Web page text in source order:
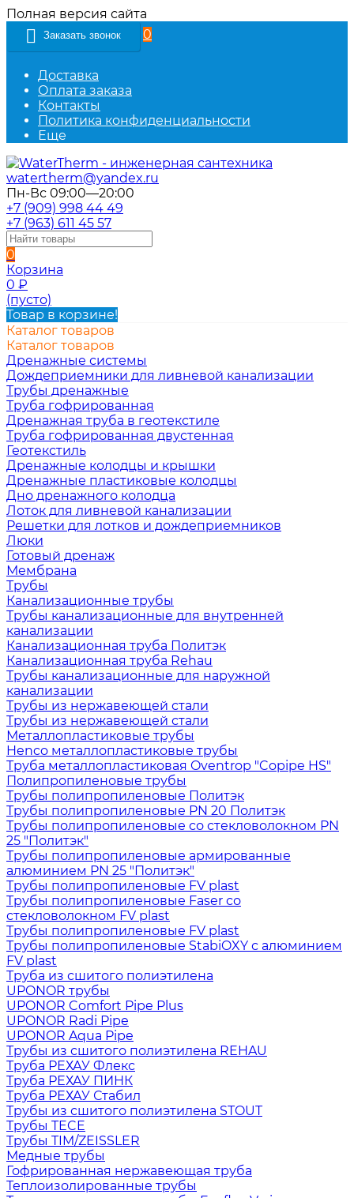
Полная версия сайта
Заказать звонок 0
Доставка
Оплата заказа
Контакты
Политика конфиденциальности
Еще
watertherm@yandex.ru
Пн-Вс 09:00—20:00
+7 (909) 998 44 49
+7 (963) 611 45 57
0
Корзина
0 ₽
(пусто)
Товар в корзине!
Каталог товаров
Каталог товаров
Дренажные системы
Дождеприемники для ливневой канализации
Трубы дренажные
Труба гофрированная
Дренажная труба в геотекстиле
Труба гофрированная двустенная
Геотекстиль
Дренажные колодцы и крышки
Дренажные пластиковые колодцы
Дно дренажного колодца
Лоток для ливневой канализации
Решетки для лотков и дождеприемников
Люки
Готовый дренаж
Мембрана
Трубы
Канализационные трубы
Трубы канализационные для внутренней
канализации
Канализационная труба Политэк
Канализационная труба Rehau
Трубы канализационные для наружной
канализации
Трубы из нержавеющей стали
Трубы из нержавеющей стали
Металлопластиковые трубы
Henco металлопластиковые трубы
Труба металлопластиковая Oventrop "Copipe HS"
Полипропиленовые трубы
Трубы полипропиленовые Политэк
Трубы полипропиленовые PN 20 Политэк
Трубы полипропиленовые со стекловолокном PN
25 "Политэк"
Трубы полипропиленовые армированные
алюминием PN 25 "Политэк"
Трубы полипропиленовые FV plast
Трубы полипропиленовые Faser со
стекловолокном FV plast
Трубы полипропиленовые FV plast
Трубы полипропиленовые StabiOXY с алюминием
FV plast
Труба из сшитого полиэтилена
UPONOR трубы
UPONOR Comfort Pipe Plus
UPONOR Radi Pipe
UPONOR Aqua Pipe
Трубы из сшитого полиэтилена REHAU
Труба РЕХАУ Флекс
Труба РЕХАУ ПИНК
Труба РЕХАУ Стабил
Трубы из сшитого полиэтилена STOUT
Трубы TECE
Трубы TIM/ZEISSLER
Медные трубы
Гофрированная нержавеющая труба
Теплоизолированные трубы